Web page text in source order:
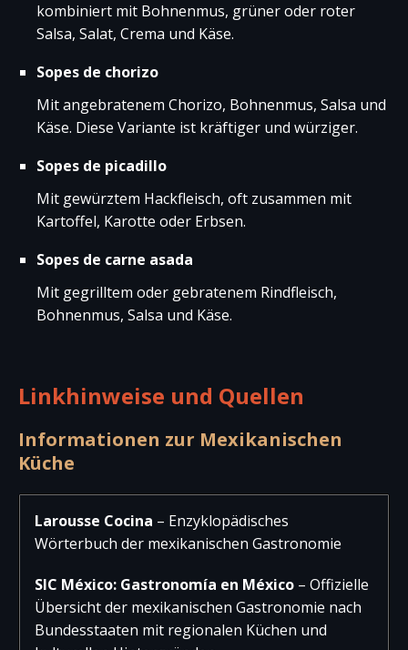
kombiniert mit Bohnenmus, grüner oder roter
Salsa, Salat, Crema und Käse.
Sopes de chorizo
Mit angebratenem Chorizo, Bohnenmus, Salsa und
Käse. Diese Variante ist kräftiger und würziger.
Sopes de picadillo
Mit gewürztem Hackfleisch, oft zusammen mit
Kartoffel, Karotte oder Erbsen.
Sopes de carne asada
Mit gegrilltem oder gebratenem Rindfleisch,
Bohnenmus, Salsa und Käse.
Linkhinweise und Quellen
Informationen zur Mexikanischen
Küche
Larousse Cocina – Enzyklopädisches
Wörterbuch der mexikanischen Gastronomie
SIC México: Gastronomía en México – Offizielle
Übersicht der mexikanischen Gastronomie nach
Bundesstaaten mit regionalen Küchen und